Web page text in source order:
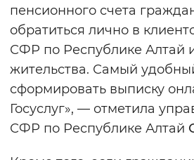
пенсионного счета
обратиться лично в
СФР по Республике Алтай
жительства. Самый
сформировать выписку
Госуслуг», — отметила
СФР по Республике Алтай